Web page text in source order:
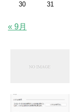
30
31
« 9月